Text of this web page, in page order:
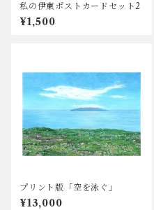
私の伊東ポストカードセット2
¥1,500
プリント版「空を泳ぐ」
¥13,000